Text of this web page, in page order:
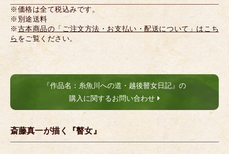
※価格は全て税込みです。
※別途送料
※古本商品の「ご注文方法・お支払い・配送について」はこち
ら をご覧ください。
『作品名：糸魚川への道・越後瞽女日記』の
購入に関するお問い合わせ
斎藤真一が描く『瞽女』